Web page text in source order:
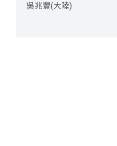
吳兆豐(大陸)